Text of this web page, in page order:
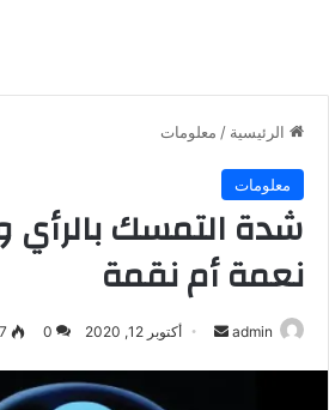
الرئيسية / معلومات
معلومات
شدة التمسك بالرأي
نعمة أم نقمة
admin
أرسل أكتوبر 12, 2020 0